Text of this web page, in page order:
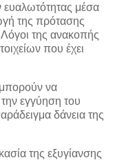
μέσα
της πρότασης
της ανακοπής
που έχει
μπορούν να
εγγύηση του
δάνεια της
της εξυγίανσης